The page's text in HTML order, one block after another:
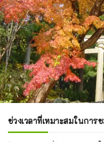
ช่วงเวลาที่เหมาะสมในกา